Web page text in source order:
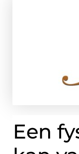
Een